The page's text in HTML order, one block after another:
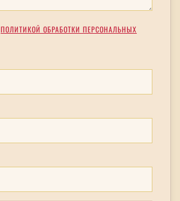
ПОЛИТИКОЙ ОБРАБОТКИ ПЕРСОНАЛЬНЫХ